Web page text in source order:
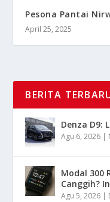
Pesona Pantai
April 25, 2025
BERITA
Denza D9:
Agu 6, 2026 |
Modal 300
Canggih?
Agu 5, 2026 |